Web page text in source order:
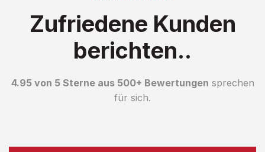
Zufriedene Kunden
berichten..
4.95 von 5 Sterne aus 500+ Bewertungen sprechen
für sich.